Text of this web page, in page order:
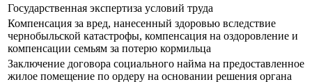
Государственная экспертиза условий труда
Компенсация за вред, нанесенный здоровью вследствие
чернобыльской катастрофы, компенсация на оздоровление и
компенсации семьям за потерю кормильца
Заключение договора социального найма на предоставленное
жилое помещение по ордеру на основании решения органа